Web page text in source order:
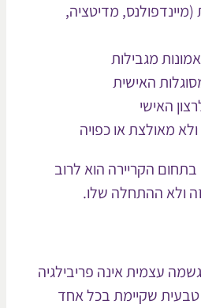
מדיטציה,
מגבילות
האישית
או כפויה
הקריירה הוא לרוב
שלו.
אינה פריבילגיה
בכל אחד